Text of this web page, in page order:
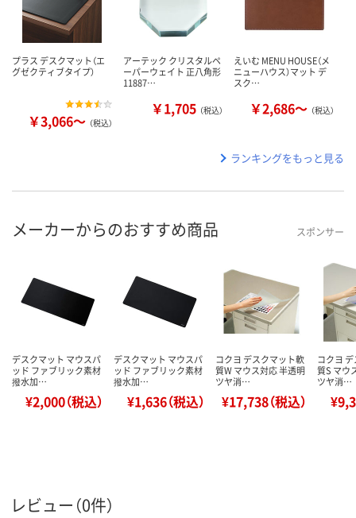
プラス デスクマット（エ
グゼクティブタイプ）
￥3,066～ （税込）
アーテック クリスタルペ
ーパーウェイト 正八角形
11887…
￥1,705 （税込）
えいむ MENU HOUSE（メ
ニューハウス）マット デ
スク…
￥2,686～ （税込）
ランキングをもっと見る
メーカーからのおすすめ商品 スポンサー
デスクマット マウスパ
ッド ファブリック素材
撥水加…
¥2,000（税込）
デスクマット マウスパ
ッド ファブリック素材
撥水加…
¥1,636（税込）
コクヨ デスクマット軟
質W マウス対応 半透明
ツヤ消…
¥17,738（税込）
コクヨ
質S マウ
ツヤ消…
レビュー（0件）